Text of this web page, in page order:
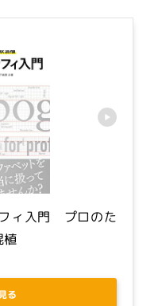
ィ入門　プロのた
植
る